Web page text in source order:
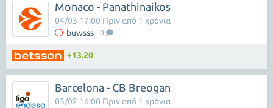
Monaco - Panathinaikos
buwsss 0
04/03 17:00 Πριν από 1 χρόνια
+13.20
Barcelona - CB Breogan
03/02 16:00 Πριν από 1 χρόνια